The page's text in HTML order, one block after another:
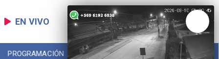
EN VIVO
PROGRAMACIÓN LOCAL DEPORTES